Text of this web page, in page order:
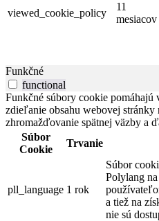
viewed_cookie_policy
11
mesiacov
Funkčné
functional
Funkčné súbory cookie
zdieľanie obsahu webovej
zhromažďovanie spätnej väzby a
Súbor
Cookie
Trvanie
pll_language 1 rok
Súbor
Polylang
a tiež na
nie sú